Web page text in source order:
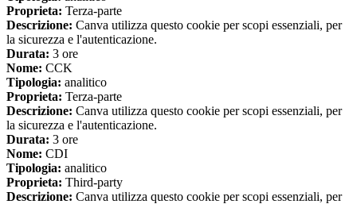
Proprieta: Terza-parte
Descrizione: Canva utilizza questo cookie per scopi essenziali, per
la sicurezza e l'autenticazione.
Durata: 3 ore
Nome: CCK
Tipologia: analitico
Proprieta: Terza-parte
Descrizione: Canva utilizza questo cookie per scopi essenziali, per
la sicurezza e l'autenticazione.
Durata: 3 ore
Nome: CDI
Tipologia: analitico
Proprieta: Third-party
Descrizione: Canva utilizza questo cookie per scopi essenziali, per